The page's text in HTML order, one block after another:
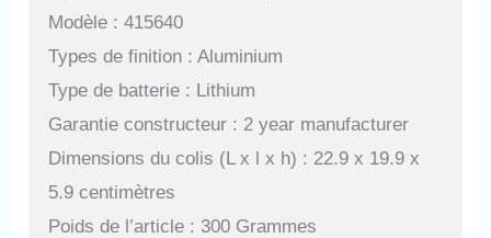
Modèle : 415640
Types de finition : Aluminium
Type de batterie : Lithium
Garantie constructeur : 2 year manufacturer
Dimensions du colis (L x l x h) : 22.9 x 19.9 x
5.9 centimètres
Poids de l’article : 300 Grammes